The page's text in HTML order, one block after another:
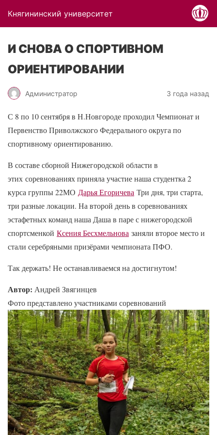
Княгининский университет
И СНОВА О СПОРТИВНОМ
ОРИЕНТИРОВАНИИ
Администратор 3 года назад
С 8 по 10 сентября в Н.Новгороде проходил Чемпионат и
Первенство Приволжского Федерального округа по
спортивному ориентированию.
В составе сборной Нижегородской области в
этих соревнованиях приняла участие наша студентка 2
курса группы 22МО Дарья Егоричева Три дня, три старта,
три разные локации. На второй день в соревнованиях
эстафетных команд наша Даша в паре с нижегородской
спортсменкой Ксения Бесхмельнова заняли второе место и
стали серебряными призёрами чемпионата ПФО.
Так держать! Не останавливаемся на достигнутом!
Автор: Андрей Звягинцев
Фото представлено участниками соревнований